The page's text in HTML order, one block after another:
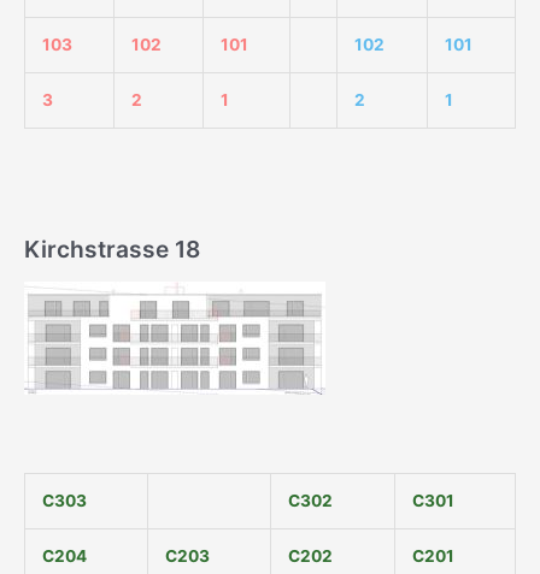
103 102 101 102 101
3 2 1 2 1
Kirchstrasse 18
C303 C302 C301
C204 C203 C202 C201